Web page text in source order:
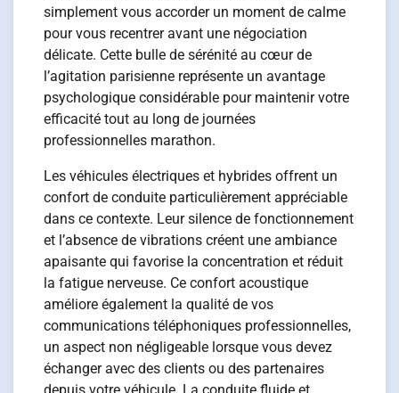
simplement vous accorder un moment de calme
pour vous recentrer avant une négociation
délicate. Cette bulle de sérénité au cœur de
l’agitation parisienne représente un avantage
psychologique considérable pour maintenir votre
efficacité tout au long de journées
professionnelles marathon.
Les véhicules électriques et hybrides offrent un
confort de conduite particulièrement appréciable
dans ce contexte. Leur silence de fonctionnement
et l’absence de vibrations créent une ambiance
apaisante qui favorise la concentration et réduit
la fatigue nerveuse. Ce confort acoustique
améliore également la qualité de vos
communications téléphoniques professionnelles,
un aspect non négligeable lorsque vous devez
échanger avec des clients ou des partenaires
depuis votre véhicule. La conduite fluide et